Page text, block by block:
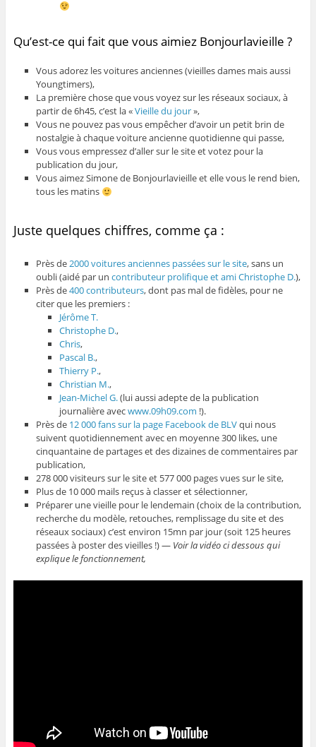
Qu’est-ce qui fait que vous aimiez Bonjourlavieille ?
Vous adorez les voitures anciennes (vieilles dames mais aussi
Youngtimers),
La première chose que vous voyez sur les réseaux sociaux, à
partir de 6h45, c’est la «Vieille du jour»,
Vous ne pouvez pas vous empêcher d’avoir un petit brin de
nostalgie à chaque voiture ancienne quotidienne qui passe,
Vous vous empressez d’aller sur le site et votez pour la
publication du jour,
Vous aimez Simone de Bonjourlavieille et elle vous le rend bien,
tous les matins
Juste quelques chiffres, comme ça :
Près de2000 voitures anciennes passées sur le site, sans un
oubli (aidé par uncontributeur prolifique et ami Christophe D.),
Près de400 contributeurs, dont pas mal de fidèles, pour ne
citer que les premiers :
Jérôme T.
Christophe D.,
Chris,
Pascal B.,
Thierry P.,
Christian M.,
Jean-Michel G.(lui aussi adepte de la publication
journalière avecwww.09h09.com !).
Près de 12 000 fans sur la page Facebook de BLVqui nous
suivent quotidiennement avec en moyenne 300 likes, une
cinquantaine de partages et des dizaines de commentaires par
publication,
278 000 visiteurs sur le site et 577 000 pages vues sur le site,
Plus de 10 000 mails reçus à classer et sélectionner,
Préparer une vieille pour le lendemain (choix de la contribution,
recherche du modèle, retouches, remplissage du site et des
réseaux sociaux) c’est environ 15mn par jour (soit 125 heures
passées à poster des vieilles !) — Voir la vidéo ci dessous qui
explique le fonctionnement,